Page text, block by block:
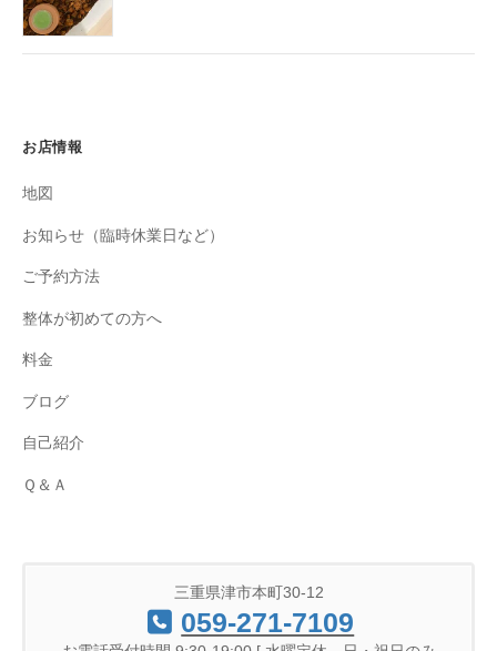
お店情報
地図
お知らせ（臨時休業日など）
ご予約方法
整体が初めての方へ
料金
ブログ
自己紹介
Ｑ＆Ａ
三重県津市本町30-12
059-271-7109